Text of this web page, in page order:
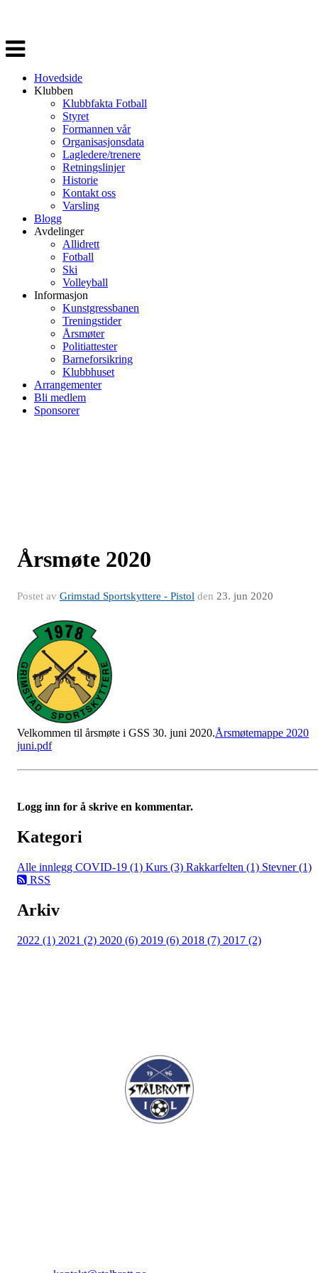
Veksle
navigasjon
Hovedside
Klubben
Klubbfakta Fotball
Styret
Formannen vår
Organisasjonsdata
Lagledere/trenere
Retningslinjer
Historie
Kontakt oss
Varsling
Blogg
Avdelinger
Allidrett
Fotball
Ski
Volleyball
Informasjon
Kunstgressbanen
Treningstider
Årsmøter
Politiattester
Barneforsikring
Klubbhuset
Arrangementer
Bli medlem
Sponsorer
Årsmøte 2020
Postet av Grimstad Sportskyttere - Pistol den 23. jun 2020
Velkommen til årsmøte i GSS 30. juni 2020.Årsmøtemappe 2020
juni.pdf
Logg inn for å skrive en kommentar.
Kategori
Alle innlegg COVID-19 (1) Kurs (3) Rakkarfelten (1) Stevner (1)
RSS
Arkiv
2022 (1) 2021 (2) 2020 (6) 2019 (6) 2018 (7) 2017 (2)